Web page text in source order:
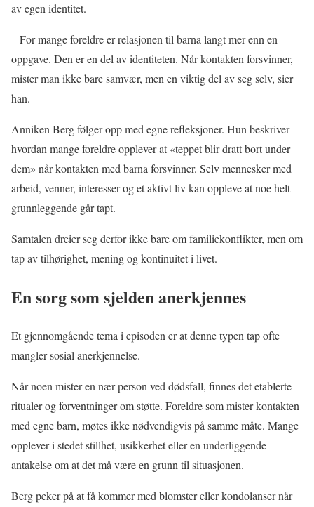
av egen identitet.
– For mange foreldre er relasjonen til barna langt mer enn en
oppgave. Den er en del av identiteten. Når kontakten forsvinner,
mister man ikke bare samvær, men en viktig del av seg selv, sier
han.
Anniken Berg følger opp med egne refleksjoner. Hun beskriver
hvordan mange foreldre opplever at «teppet blir dratt bort under
dem» når kontakten med barna forsvinner. Selv mennesker med
arbeid, venner, interesser og et aktivt liv kan oppleve at noe helt
grunnleggende går tapt.
Samtalen dreier seg derfor ikke bare om familiekonflikter, men om
tap av tilhørighet, mening og kontinuitet i livet.
En sorg som sjelden anerkjennes
Et gjennomgående tema i episoden er at denne typen tap ofte
mangler sosial anerkjennelse.
Når noen mister en nær person ved dødsfall, finnes det etablerte
ritualer og forventninger om støtte. Foreldre som mister kontakten
med egne barn, møtes ikke nødvendigvis på samme måte. Mange
opplever i stedet stillhet, usikkerhet eller en underliggende
antakelse om at det må være en grunn til situasjonen.
Berg peker på at få kommer med blomster eller kondolanser når